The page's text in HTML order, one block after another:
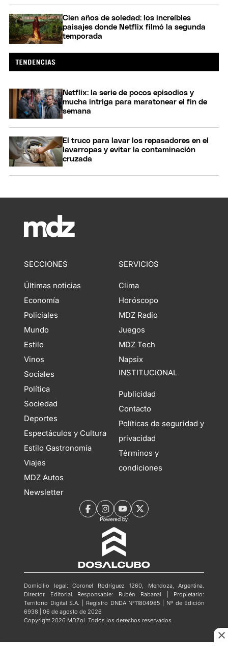
Cien años de soledad: los increíbles
paisajes donde Netflix filmó la segunda
temporada
Netflix: la serie de pocos episodios y
mucha intriga para maratonear el fin de
semana
El truco para lavar los repasadores en el
lavarropas y evitar la contaminación
cruzada
SECCIONES
Últimas noticias
Economía
Policiales
Mundo
Estilo
Vinos
Sociales
Política
Sociedad
Deportes
Espectáculos y Cultura
Estilo Gastronomía
Viajes
MDZ Autos
Newsletter
SERVICIOS
Clima
Horóscopo
MDZ Radio
Juegos
MDZ Tech
Napsix
INSTITUCIONAL
Publicidad
Contacto
Políticas de seguridad y
privacidad
Términos y
condiciones
Domicilio legal: Coronel Rodríguez 1260, Mendoza, Argentina.
Director Editorial Responsable: Rubén Rabanal | Propietario:
Territorio Digital S.A. | Registro DNDA N°11804985 | Nº de Edición
6938 | 06 de agosto de 2026
Copyright 2026 MDZol. Todos los derechos reservados.